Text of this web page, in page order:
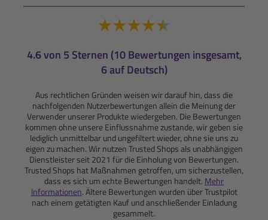
4.6 von 5 Sternen (10 Bewertungen insgesamt,
6 auf Deutsch)
Aus rechtlichen Gründen weisen wir darauf hin, dass die
nachfolgenden Nutzerbewertungen allein die Meinung der
Verwender unserer Produkte wiedergeben. Die Bewertungen
kommen ohne unsere Einflussnahme zustande, wir geben sie
lediglich unmittelbar und ungefiltert wieder, ohne sie uns zu
eigen zu machen. Wir nutzen Trusted Shops als unabhängigen
Dienstleister seit 2021 für die Einholung von Bewertungen.
Trusted Shops hat Maßnahmen getroffen, um sicherzustellen,
dass es sich um echte Bewertungen handelt. Mehr
Informationen. Ältere Bewertungen wurden über Trustpilot
nach einem getätigten Kauf und anschließender Einladung
gesammelt.